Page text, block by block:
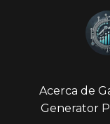
Acerca de
Generator